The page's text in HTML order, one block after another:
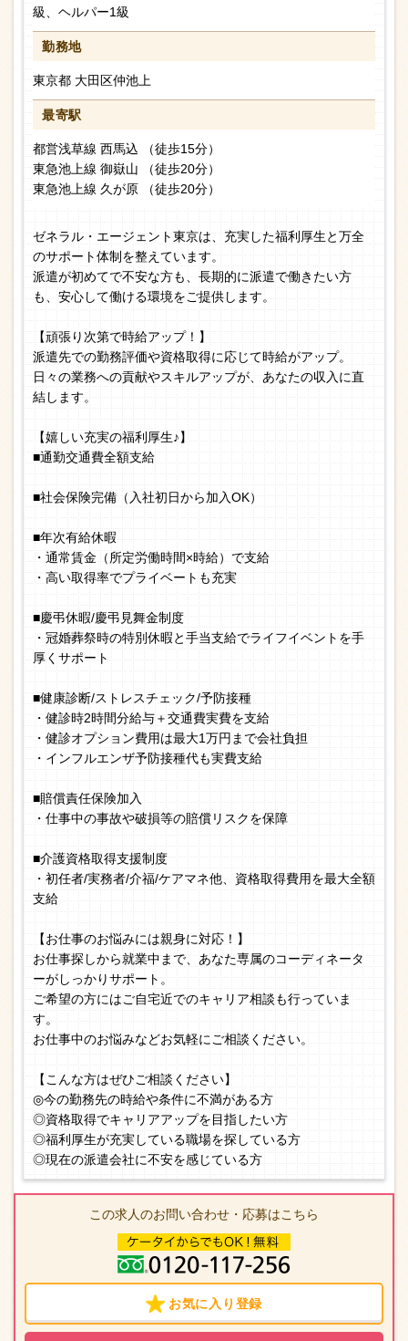
級、ヘルパー1級
勤務地
東京都 大田区仲池上
最寄駅
都営浅草線 西馬込 （徒歩15分）
東急池上線 御嶽山 （徒歩20分）
東急池上線 久が原 （徒歩20分）
ゼネラル・エージェント東京は、充実した福利厚生と万全
のサポート体制を整えています。
派遣が初めてで不安な方も、長期的に派遣で働きたい方
も、安心して働ける環境をご提供します。
【頑張り次第で時給アップ！】
派遣先での勤務評価や資格取得に応じて時給がアップ。
日々の業務への貢献やスキルアップが、あなたの収入に直
結します。
【嬉しい充実の福利厚生♪】
■通勤交通費全額支給
■社会保険完備（入社初日から加入OK）
■年次有給休暇
・通常賃金（所定労働時間×時給）で支給
・高い取得率でプライベートも充実
■慶弔休暇/慶弔見舞金制度
・冠婚葬祭時の特別休暇と手当支給でライフイベントを手
厚くサポート
■健康診断/ストレスチェック/予防接種
・健診時2時間分給与＋交通費実費を支給
・健診オプション費用は最大1万円まで会社負担
・インフルエンザ予防接種代も実費支給
■賠償責任保険加入
・仕事中の事故や破損等の賠償リスクを保障
■介護資格取得支援制度
・初任者/実務者/介福/ケアマネ他、資格取得費用を最大全額
支給
【お仕事のお悩みには親身に対応！】
お仕事探しから就業中まで、あなた専属のコーディネータ
ーがしっかりサポート。
ご希望の方にはご自宅近でのキャリア相談も行っていま
す。
お仕事中のお悩みなどお気軽にご相談ください。
【こんな方はぜひご相談ください】
◎今の勤務先の時給や条件に不満がある方
◎資格取得でキャリアアップを目指したい方
◎福利厚生が充実している職場を探している方
◎現在の派遣会社に不安を感じている方
この求人のお問い合わせ・応募はこちら
お気に入り登録